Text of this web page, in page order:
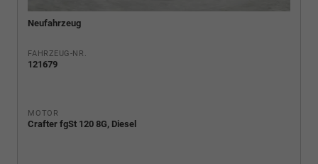
Neufahrzeug
FAHRZEUG-NR.
121679
MOTOR
Crafter fgSt 120 8G, Diesel